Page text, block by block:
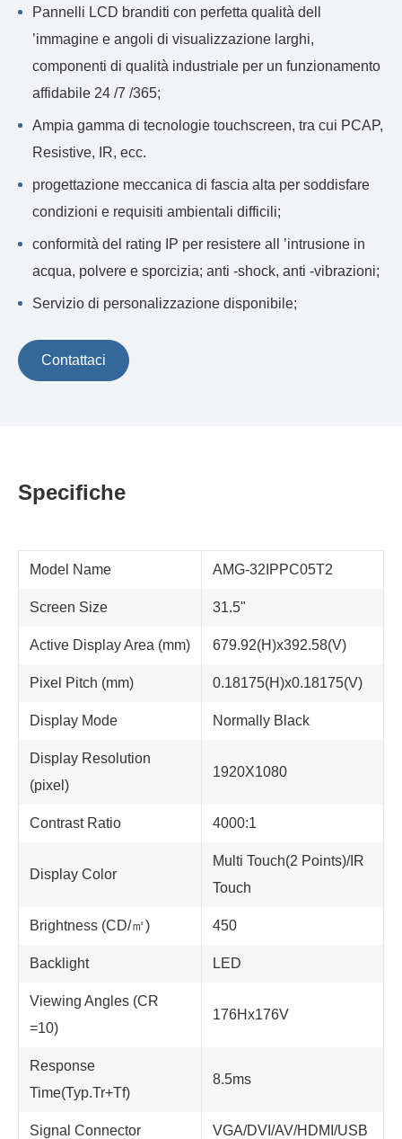
Pannelli LCD branditi con perfetta qualità dell
’immagine e angoli di visualizzazione larghi,
componenti di qualità industriale per un funzionamento
affidabile 24 /7 /365;
Ampia gamma di tecnologie touchscreen, tra cui PCAP,
Resistive, IR, ecc.
progettazione meccanica di fascia alta per soddisfare
condizioni e requisiti ambientali difficili;
conformità del rating IP per resistere all ’intrusione in
acqua, polvere e sporcizia; anti -shock, anti -vibrazioni;
Servizio di personalizzazione disponibile;
Contattaci
Specifiche
Model Name AMG-32IPPC05T2
Screen Size 31.5"
Active Display Area (mm) 679.92(H)x392.58(V)
Pixel Pitch (mm) 0.18175(H)x0.18175(V)
Display Mode Normally Black
Display Resolution
(pixel)
1920X1080
Contrast Ratio 4000:1
Display Color
Multi Touch(2 Points)/IR
Touch
Brightness (CD/㎡) 450
Backlight LED
Viewing Angles (CR
=10)
176Hx176V
Response
Time(Typ.Tr+Tf)
8.5ms
Signal Connector VGA/DVI/AV/HDMI/USB